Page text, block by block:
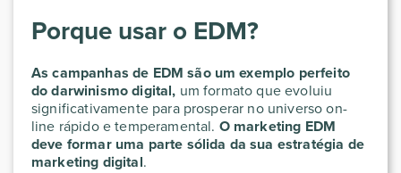
Porque usar o EDM?
As campanhas de EDM são um exemplo perfeito
do darwinismo digital, um formato que evoluiu
significativamente para prosperar no universo on-
line rápido e temperamental. O marketing EDM
deve formar uma parte sólida da sua estratégia de
marketing digital.